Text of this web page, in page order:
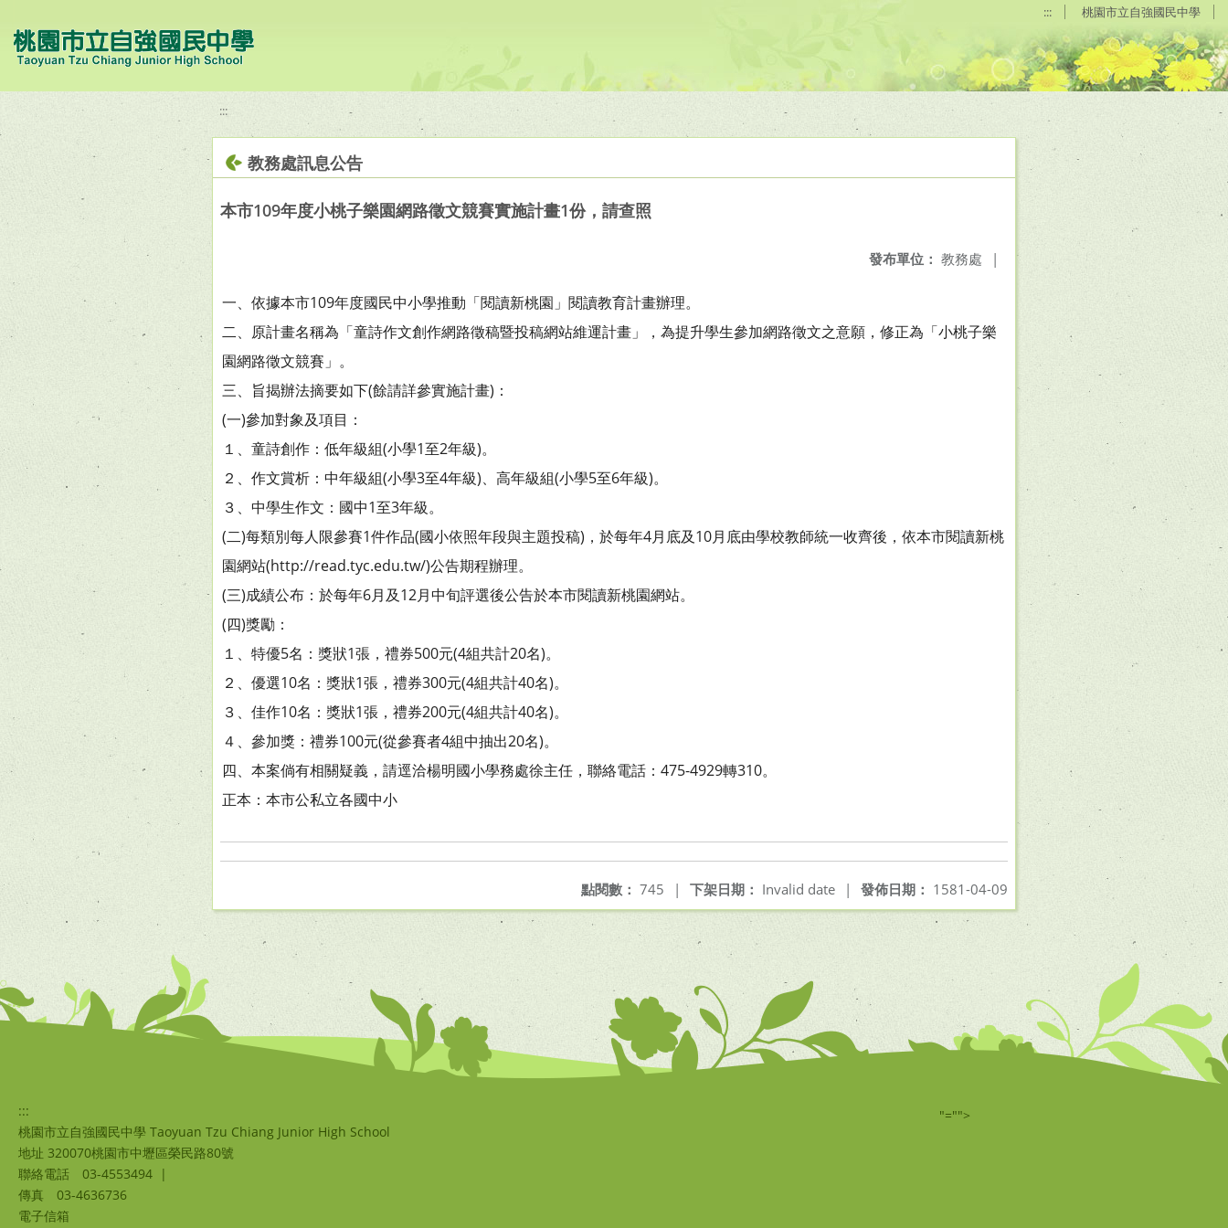
::: 桃園市立自強國民中學
:::
教務處訊息公告
本市109年度小桃子樂園網路徵文競賽實施計畫1份，請查照
發布單位： 教務處 |
一、依據本市109年度國民中小學推動「閱讀新桃園」閱讀教育計畫辦理。
二、原計畫名稱為「童詩作文創作網路徵稿暨投稿網站維運計畫」，為提升學生參加網路徵文之意願，修正為「小桃子樂
園網路徵文競賽」。
三、旨揭辦法摘要如下(餘請詳參實施計畫)：
(一)參加對象及項目：
１、童詩創作：低年級組(小學1至2年級)。
２、作文賞析：中年級組(小學3至4年級)、高年級組(小學5至6年級)。
３、中學生作文：國中1至3年級。
(二)每類別每人限參賽1件作品(國小依照年段與主題投稿)，於每年4月底及10月底由學校教師統一收齊後，依本市閱讀新桃
園網站(http://read.tyc.edu.tw/)公告期程辦理。
(三)成績公布：於每年6月及12月中旬評選後公告於本市閱讀新桃園網站。
(四)獎勵：
１、特優5名：獎狀1張，禮券500元(4組共計20名)。
２、優選10名：獎狀1張，禮券300元(4組共計40名)。
３、佳作10名：獎狀1張，禮券200元(4組共計40名)。
４、參加獎：禮券100元(從參賽者4組中抽出20名)。
四、本案倘有相關疑義，請逕洽楊明國小學務處徐主任，聯絡電話：475-4929轉310。
正本：本市公私立各國中小
發佈日期： 1581-04-09
下架日期： Invalid date |
點閱數： 745 |
:::
桃園市立自強國民中學 Taoyuan Tzu Chiang Junior High School
地址 320070桃園市中壢區榮民路80號
聯絡電話
03-4553494 |
傳真
03-4636736
電子信箱
"="">